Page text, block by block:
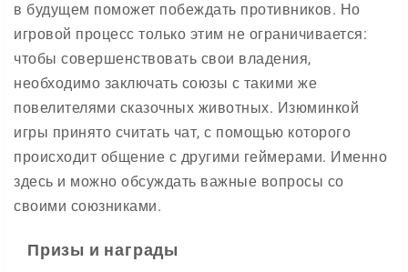
в будущем поможет побеждать противников. Но
игровой процесс только этим не ограничивается:
чтобы совершенствовать свои владения,
необходимо заключать союзы с такими же
повелителями сказочных животных. Изюминкой
игры принято считать чат, с помощью которого
происходит общение с другими геймерами. Именно
здесь и можно обсуждать важные вопросы со
своими союзниками.
Призы и награды